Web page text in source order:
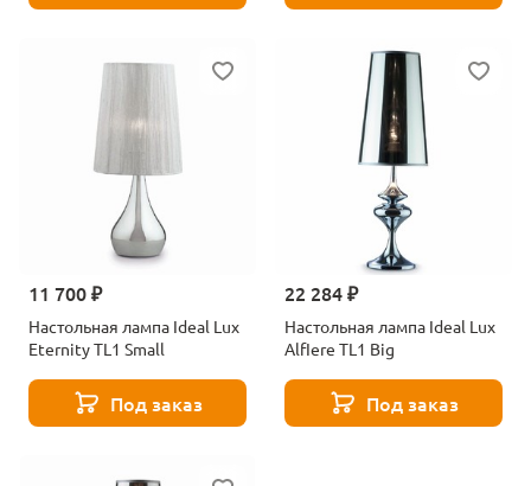
11 700 ₽
Настольная лампа Ideal Lux
Eternity TL1 Small
Под заказ
22 284 ₽
Настольная лампа Ideal Lux
AlfIere TL1 Big
Под заказ